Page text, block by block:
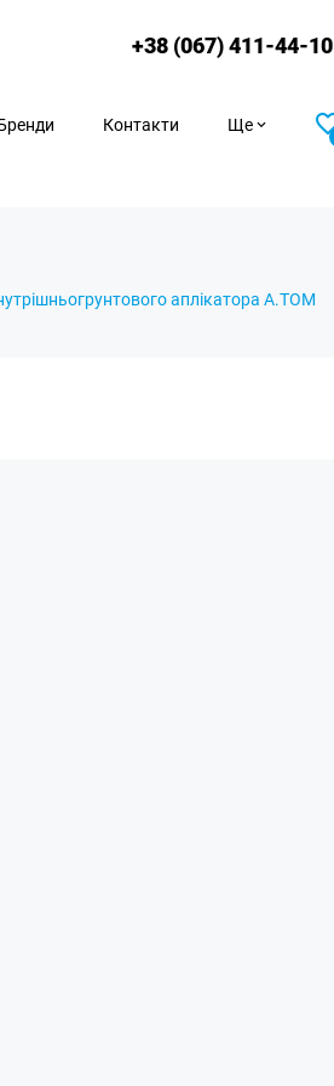
+38 (067) 411-44-10
Контакти Ще
аплікатора А.ТОМ